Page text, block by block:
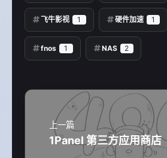
飞牛影视 1 硬件加速 1
fnos 1 NAS 2
上一篇
1Panel 第三方应用商店